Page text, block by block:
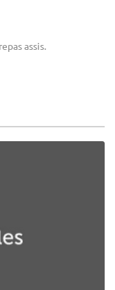
assis.